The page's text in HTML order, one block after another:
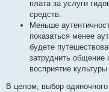
плата за услуги
средств.
Меньше
показаться менее
будете
затруднить
восприятие
В целом, выбор одиночного